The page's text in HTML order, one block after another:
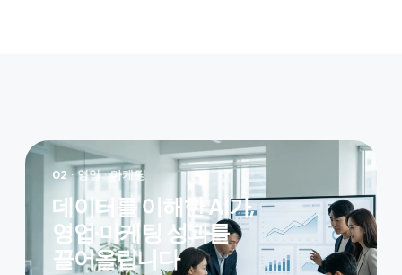
02· 영업 · 마케팅
데이터를 이해한 AI가,
영업·마케팅 성과를
끌어올립니다